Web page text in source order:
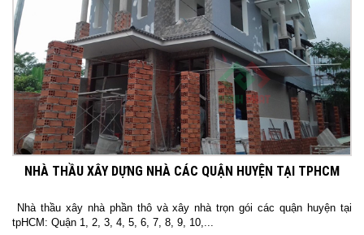
NHÀ THẦU XÂY DỰNG NHÀ CÁC QUẬN HUYỆN TẠI TPHCM
Nhà thầu xây nhà phần thô và xây nhà trọn gói các quận huyện tại
tpHCM: Quận 1, 2, 3, 4, 5, 6, 7, 8, 9, 10,...